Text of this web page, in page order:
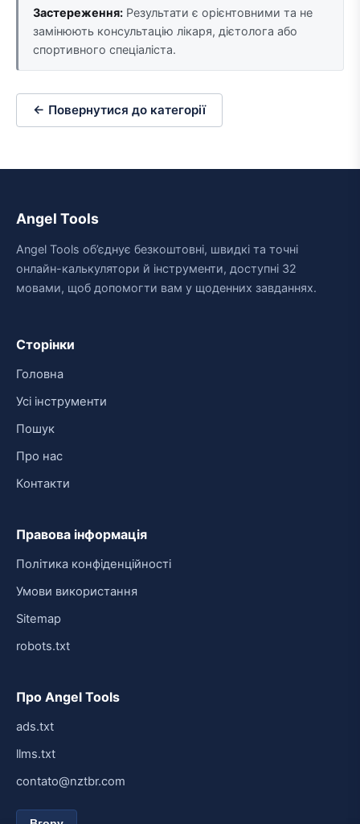
Застереження: Результати є орієнтовними та не
замінюють консультацію лікаря, дієтолога або
спортивного спеціаліста.
← Повернутися до категорії
Angel Tools
Angel Tools об’єднує безкоштовні, швидкі та точні
онлайн-калькулятори й інструменти, доступні 32
мовами, щоб допомогти вам у щоденних завданнях.
Сторінки
Головна
Усі інструменти
Пошук
Про нас
Контакти
Правова інформація
Політика конфіденційності
Умови використання
Sitemap
robots.txt
Про Angel Tools
ads.txt
llms.txt
contato@nztbr.com